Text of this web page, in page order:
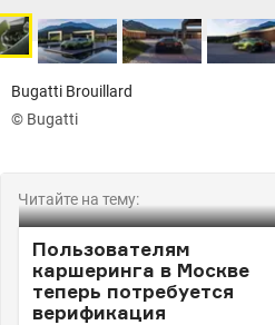
Bugatti Brouillard
© Bugatti
Читайте на тему:
Пользователям
каршеринга в Москве
теперь потребуется
верификация